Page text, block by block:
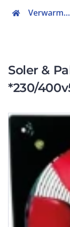
Verwarmen, Koelen en Ventileren
Soler &
*230/